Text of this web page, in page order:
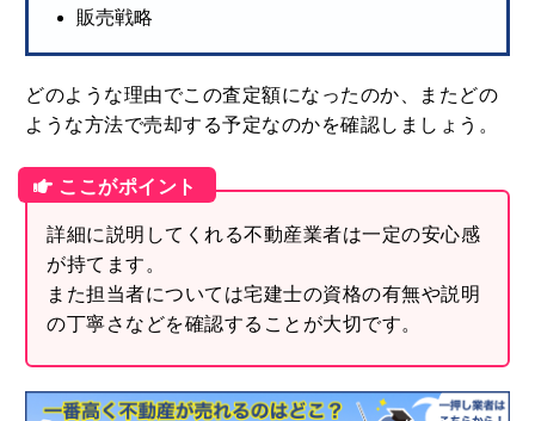
販売戦略
どのような理由でこの査定額になったのか、またどの
ような方法で売却する予定なのかを確認しましょう。
詳細に説明してくれる不動産業者は一定の安心感
が持てます。
また担当者については宅建士の資格の有無や説明
の丁寧さなどを確認することが大切です。